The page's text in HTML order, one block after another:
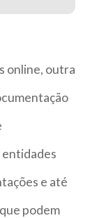
online, outra
entidades
e até
podem